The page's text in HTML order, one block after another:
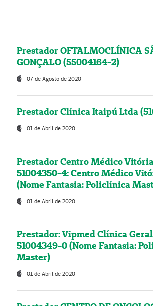
Prestador OFTALMOCLÍNICA
GONÇALO (55004164-2)
07 de Agosto de 2020
Prestador Clínica Itaipú Ltda
01 de Abril de 2020
Prestador Centro Médico
51004350-4: Centro Médico
(Nome Fantasia: Policlínica
01 de Abril de 2020
Prestador: Vipmed Clínica
51004349-0 (Nome Fantasia:
Master)
01 de Abril de 2020